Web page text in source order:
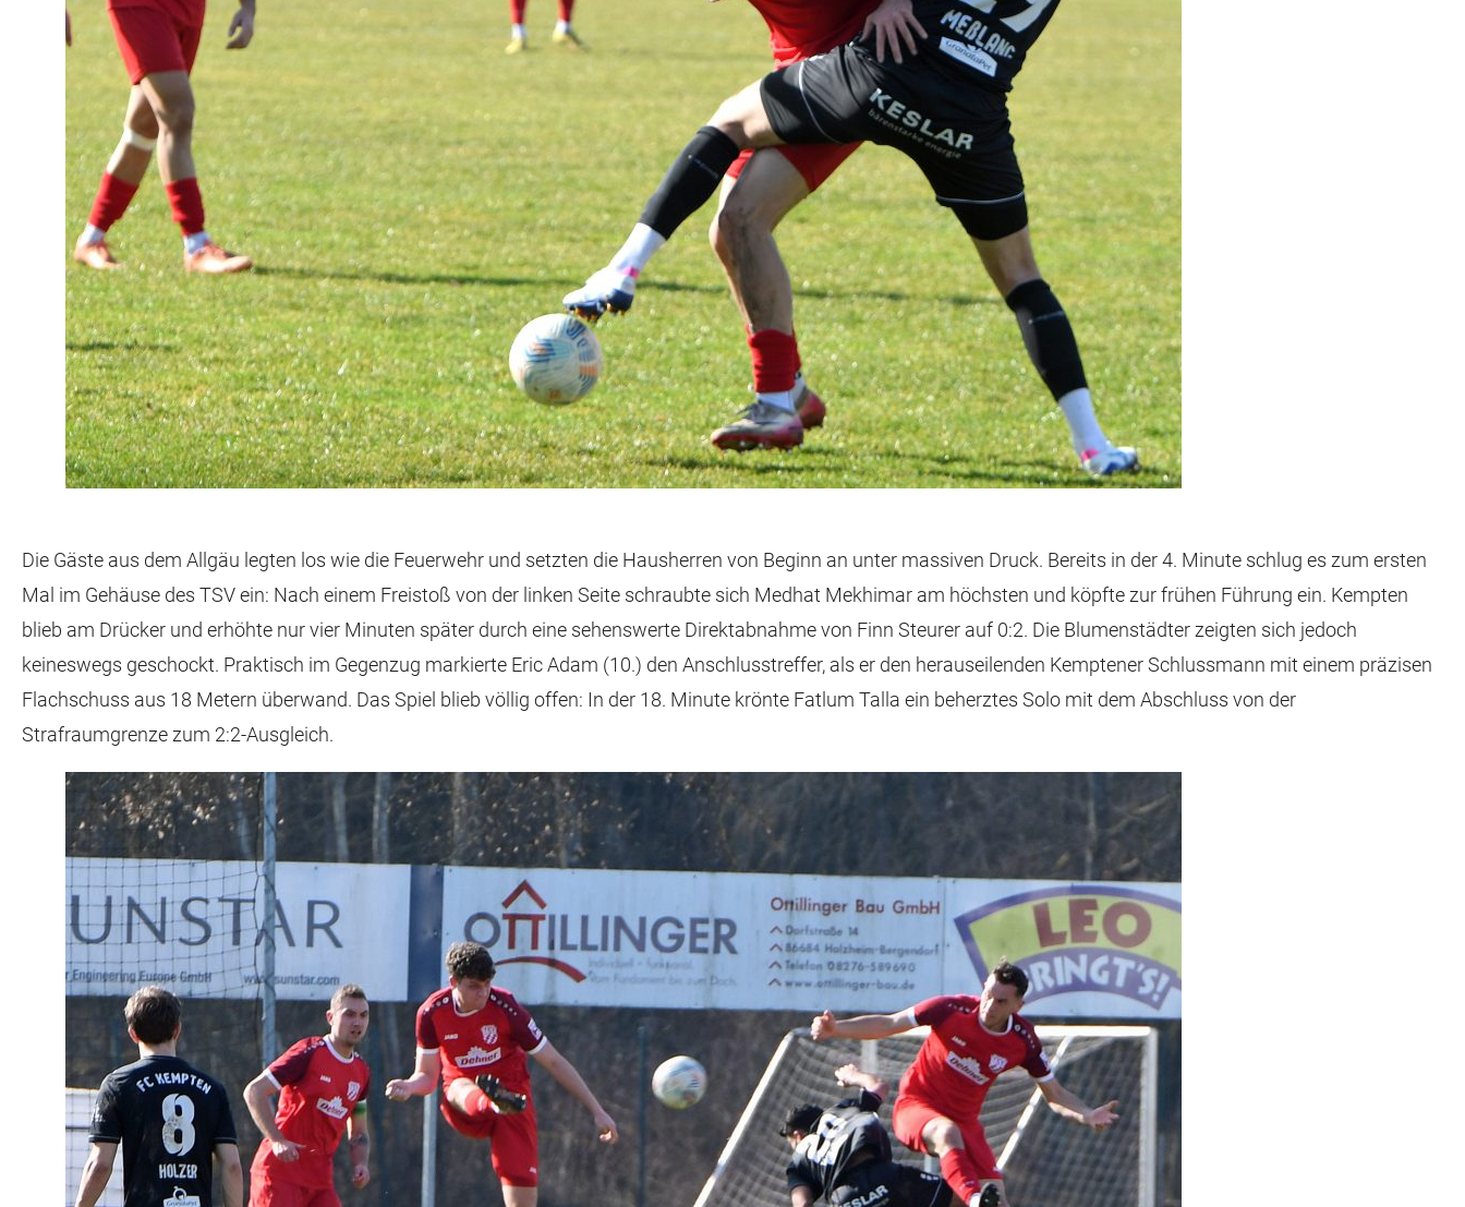
Die Gäste aus dem Allgäu legten los wie die Feuerwehr und setzten die Hausherren von Beginn an unter massiven Druck. Bereits in der 4. Minute schlug es zum ersten
Mal im Gehäuse des TSV ein: Nach einem Freistoß von der linken Seite schraubte sich Medhat Mekhimar am höchsten und köpfte zur frühen Führung ein. Kempten
blieb am Drücker und erhöhte nur vier Minuten später durch eine sehenswerte Direktabnahme von Finn Steurer auf 0:2. Die Blumenstädter zeigten sich jedoch
keineswegs geschockt. Praktisch im Gegenzug markierte Eric Adam (10.) den Anschlusstreffer, als er den herauseilenden Kemptener Schlussmann mit einem präzisen
Flachschuss aus 18 Metern überwand. Das Spiel blieb völlig offen: In der 18. Minute krönte Fatlum Talla ein beherztes Solo mit dem Abschluss von der
Strafraumgrenze zum 2:2-Ausgleich.